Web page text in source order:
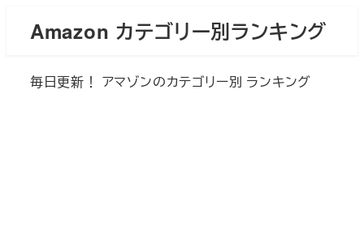
Amazon カテゴリー別ランキング
毎日更新！ アマゾンのカテゴリー別 ランキング